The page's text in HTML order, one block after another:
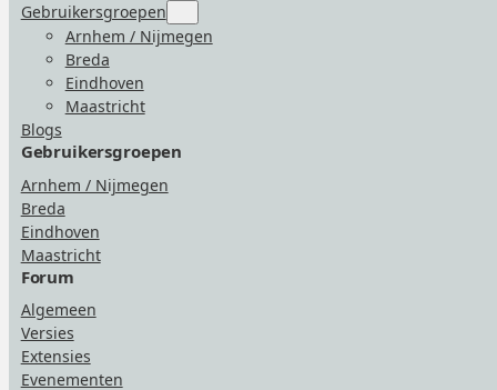
Gebruikersgroepen
for
“Gebruikersgroepen”
Arnhem / Nijmegen
Breda
Eindhoven
Maastricht
Blogs
Gebruikersgroepen
Arnhem / Nijmegen
Breda
Eindhoven
Maastricht
Forum
Algemeen
Versies
Extensies
Evenementen